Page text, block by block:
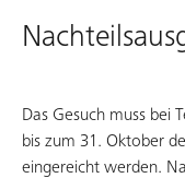
Das Gesuch muss bei
bis zum 31. Oktober
eingereicht werden.